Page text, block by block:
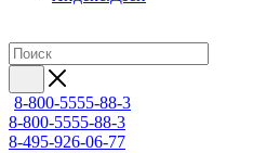
8-800-5555-88-3
8-800-5555-88-3
8-495-926-06-77